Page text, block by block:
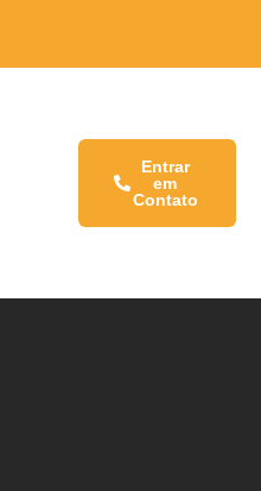
Entrar
em
Contato